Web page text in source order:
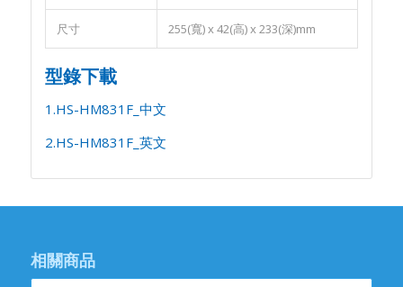
尺寸 255(寬) x 42(高) x 233(深)mm
型錄下載
1.HS-HM831F_中文
2.HS-HM831F_英文
相關商品